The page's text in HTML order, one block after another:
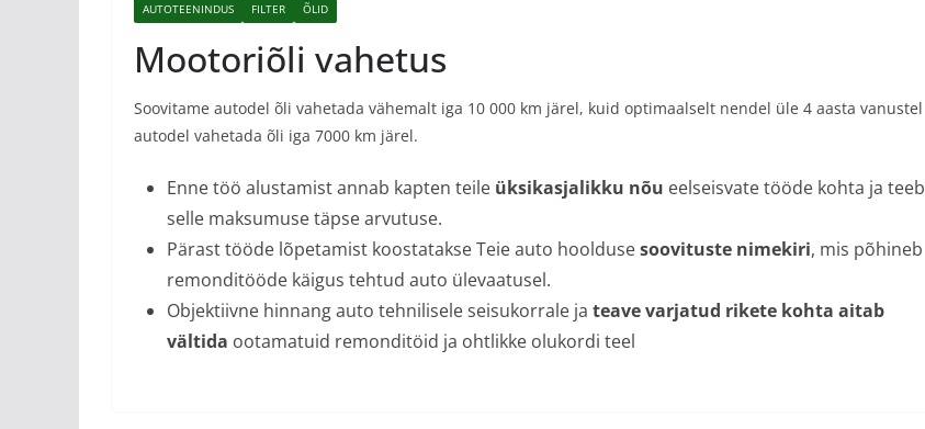
AUTOTEENINDUS FILTER ÕLID
Mootoriõli vahetus
Soovitame autodel õli vahetada vähemalt iga 10 000 km järel, kuid optimaalselt nendel üle 4 aasta vanustel
autodel vahetada õli iga 7000 km järel.
Enne töö alustamist annab kapten teile üksikasjalikku nõu eelseisvate tööde kohta ja teeb
selle maksumuse täpse arvutuse.
Pärast tööde lõpetamist koostatakse Teie auto hooldusesoovituste nimekiri, mis põhineb
remonditööde käigus tehtud auto ülevaatusel.
Objektiivne hinnang auto tehnilisele seisukorrale ja teave varjatud rikete kohta aitab
vältida ootamatuid remonditöid ja ohtlikke olukordi teel